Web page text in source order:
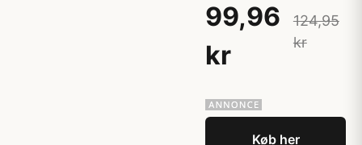
99,96
kr
124,95
kr
Køb her